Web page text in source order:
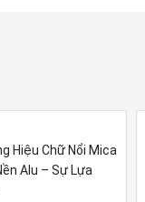
Hiệu Chữ Nổi Mica
Alu – Sự Lựa